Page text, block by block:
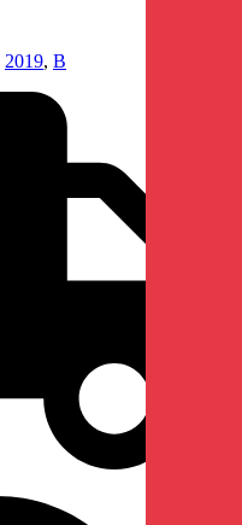
2019, B